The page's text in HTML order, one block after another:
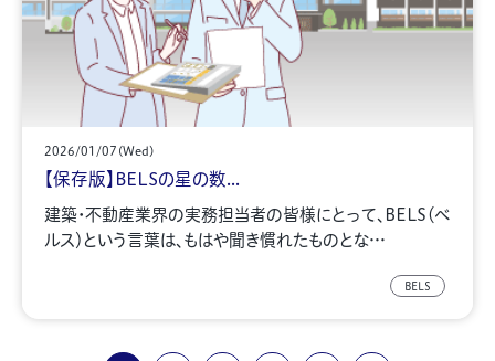
2026/01/07(Wed)
【保存版】BELSの星の数...
建築・不動産業界の実務担当者の皆様にとって、BELS（ベ
ルス）という言葉は、もはや聞き慣れたものとな…
BELS